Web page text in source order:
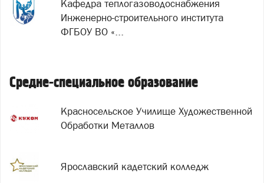
Кафедра теплогазоводоснабжения
Инженерно-строительного института
ФГБОУ ВО «...
Средне-специальное образование
Красносельское Училище Художественной
Обработки Металлов
Ярославский кадетский колледж